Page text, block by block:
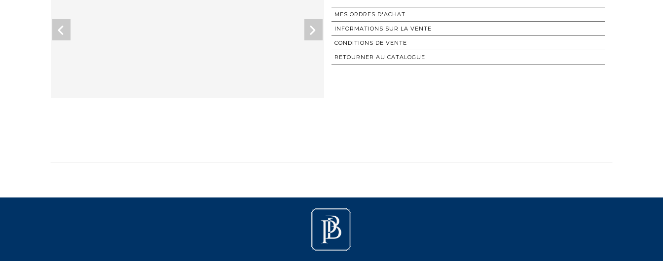
MES ORDRES D'ACHAT
INFORMATIONS SUR LA VENTE
CONDITIONS DE VENTE
RETOURNER AU CATALOGUE